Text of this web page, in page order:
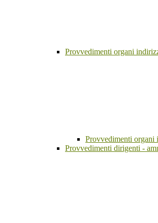
Provvedimenti organi
Provvedimenti
Provvedimenti dirigenti -